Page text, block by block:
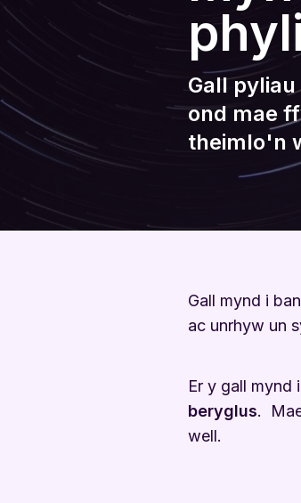
Gall
ond mae
theimlo'n
Gall mynd i
ac unrhyw un
Er y gall mynd
beryglus.
well.